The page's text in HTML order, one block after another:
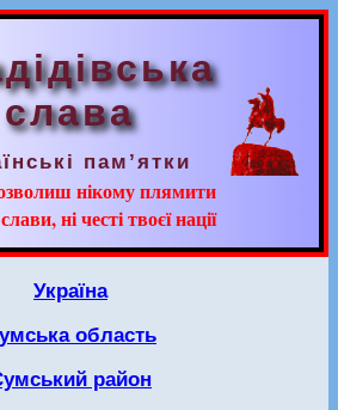
слава
пам’ятки
нікому плямити
слави, ні честі твоєї нації
Україна
область
район